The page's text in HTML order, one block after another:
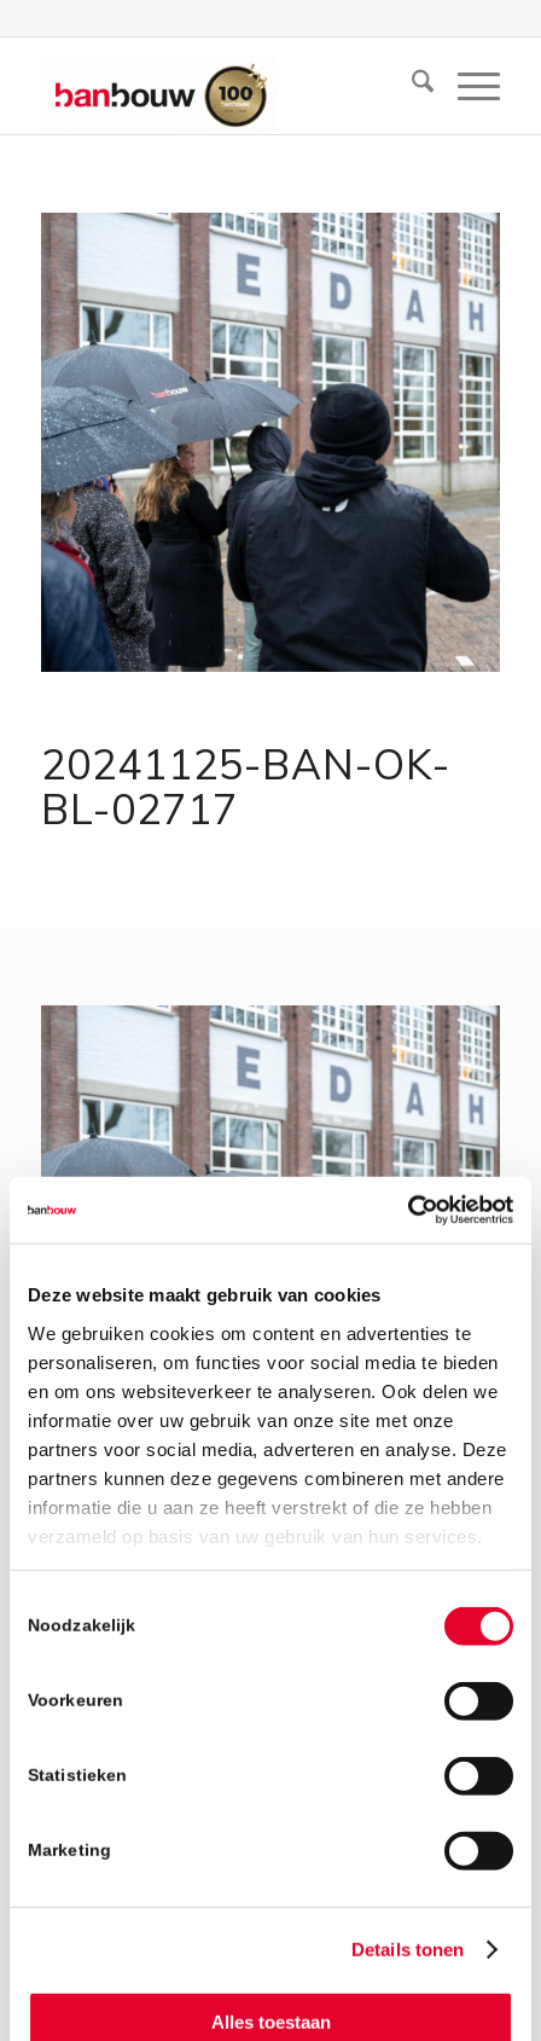
Deze website maakt gebruik van cookies
We gebruiken cookies om content en advertenties te
personaliseren, om functies voor social media te bieden
en om ons websiteverkeer te analyseren. Ook delen we
informatie over uw gebruik van onze site met onze
partners voor social media, adverteren en analyse. Deze
partners kunnen deze gegevens combineren met andere
informatie die u aan ze heeft verstrekt of die ze hebben
verzameld op basis van uw gebruik van hun services.
Noodzakelijk
Voorkeuren
Statistieken
Marketing
Details tonen
Alles toestaan
20241125-BAN-OK-
BL-02717
27 november 2024